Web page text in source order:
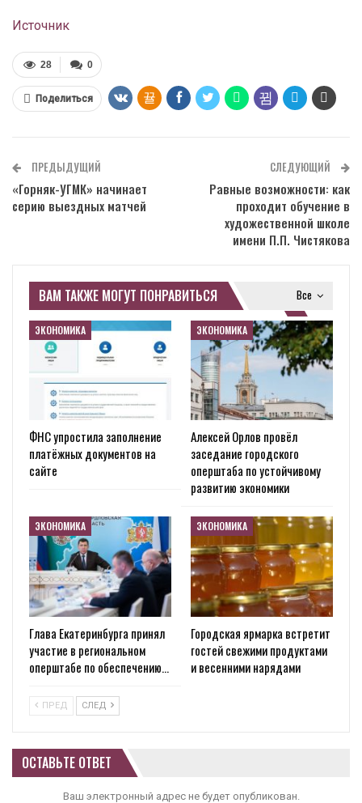
Источник
0
28
Поделиться
ПРЕДЫДУЩИЙ
«Горняк-УГМК» начинает
серию выездных матчей
СЛЕДУЮЩИЙ
Равные возможности: как
проходит обучение в
художественной школе
имени П.П. Чистякова
Все
ВАМ ТАКЖЕ МОГУТ ПОНРАВИТЬСЯ
ЭКОНОМИКА
ФНС упростила заполнение
платёжных документов на
сайте
ЭКОНОМИКА
Алексей Орлов провёл
заседание городского
оперштаба по устойчивому
развитию экономики
ЭКОНОМИКА
Глава Екатеринбурга принял
участие в региональном
оперштабе по обеспечению…
ЭКОНОМИКА
Городская ярмарка встретит
гостей свежими продуктами
и весенними нарядами
ПРЕД СЛЕД
ОСТАВЬТЕ ОТВЕТ
Ваш электронный адрес не будет опубликован.